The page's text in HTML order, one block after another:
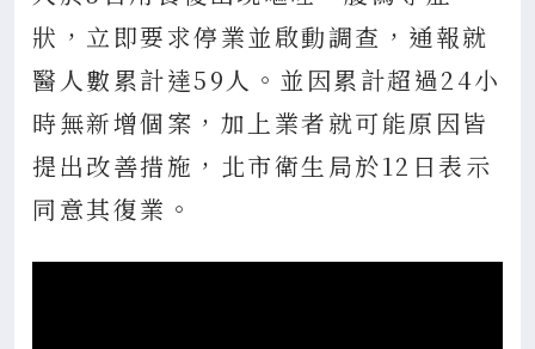
狀，立即要求停業並啟動調查，通報就
醫人數累計達59人。並因累計超過24小
時無新增個案，加上業者就可能原因皆
提出改善措施，北市衛生局於12日表示
同意其復業。